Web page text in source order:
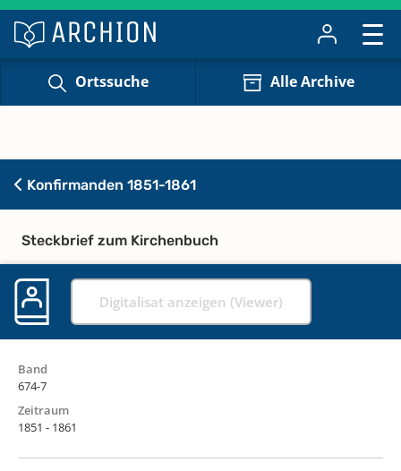
Ortssuche Alle Archive
Konfirmanden 1851-1861
Steckbrief zum Kirchenbuch
Digitalisat anzeigen (Viewer)
Band
674-7
Zeitraum
1851 - 1861